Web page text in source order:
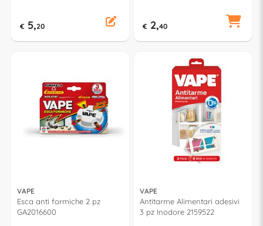
€ 5,20 € 2,40
VAPE
Esca anti formiche 2 pz
GA2016600
VAPE
Antitarme Alimentari adesivi
3 pz Inodore 2159522